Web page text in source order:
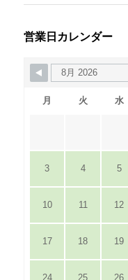
営業日カレンダー
月 火 水
3 4 5
10 11 12
17 18 19
24 25 26